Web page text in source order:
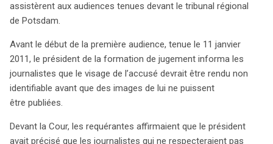
assistèrent aux audiences tenues devant le tribunal régional
de Potsdam.
Avant le début de la première audience, tenue le 11 janvier
2011, le président de la formation de jugement informa les
journalistes que le visage de l’accusé devrait être rendu non
identifiable avant que des images de lui ne puissent
être publiées.
Devant la Cour, les requérantes affirmaient que le président
avait précisé que les journalistes qui ne respecteraient pas